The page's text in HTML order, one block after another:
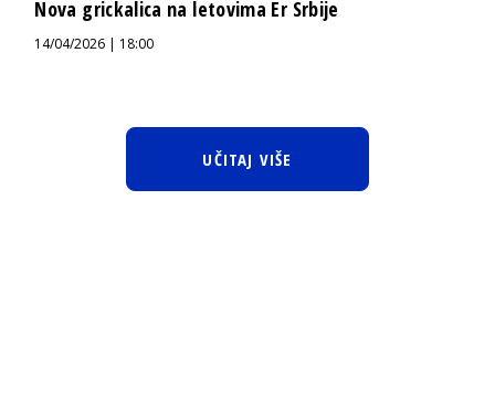
Nova grickalica na letovima Er Srbije
14/04/2026 | 18:00
UČITAJ VIŠE